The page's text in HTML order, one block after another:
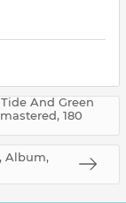
And Green
180
Album,